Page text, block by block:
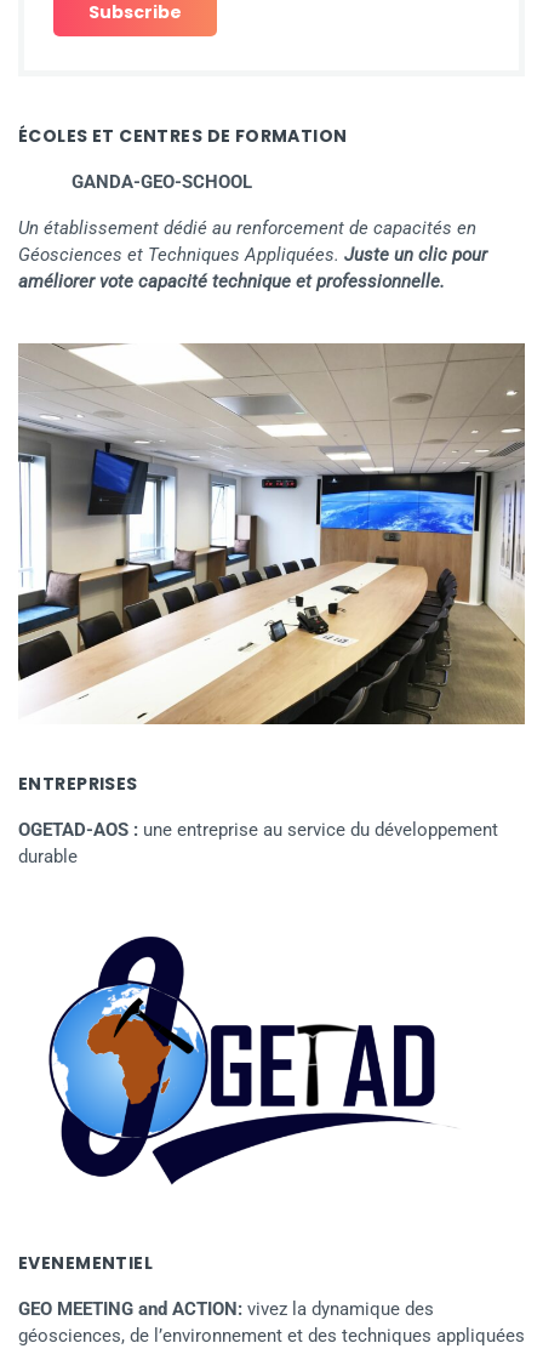
ÉCOLES ET CENTRES DE FORMATION
GANDA-GEO-SCHOOL
Un établissement dédié au renforcement de capacités en
Géosciences et Techniques Appliquées. Juste un clic pour
améliorer vote capacité technique et professionnelle.
ENTREPRISES
OGETAD-AOS : une entreprise au service du développement
durable
EVENEMENTIEL
GEO MEETING and ACTION: vivez la dynamique des
géosciences, de l’environnement et des techniques appliquées